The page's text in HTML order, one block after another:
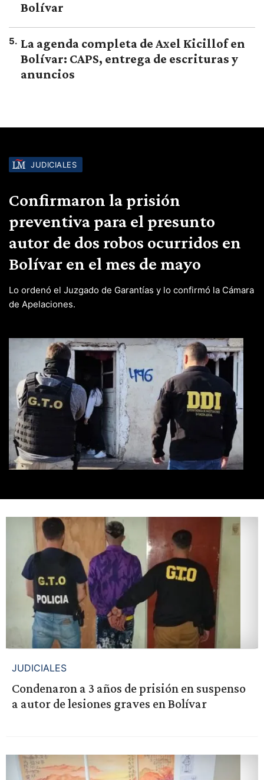
Bolívar
5. La agenda completa de Axel Kicillof en
Bolívar: CAPS, entrega de escrituras y
anuncios
JUDICIALES
Confirmaron la prisión
preventiva para el presunto
autor de dos robos ocurridos en
Bolívar en el mes de mayo
Lo ordenó el Juzgado de Garantías y lo confirmó la Cámara
de Apelaciones.
JUDICIALES
Condenaron a 3 años de prisión en suspenso
a autor de lesiones graves en Bolívar